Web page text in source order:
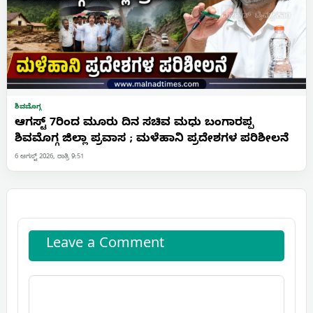
ಶಿವಮೊಗ್ಗ
ಆಗಸ್ಟ್ 7ರಿಂದ ಮೂರು ದಿನ ಸಚಿವ ಮಧು ಬಂಗಾರಪ್ಪ
ಶಿವಮೊಗ್ಗ ಜಿಲ್ಲಾ ಪ್ರವಾಸ ; ಮಳೆಹಾನಿ ಪ್ರದೇಶಗಳ ಪರಿಶೀಲನೆ
6 ಆಗಸ್ಟ್ 2026, ರಾತ್ರಿ 9:51
Leave a Comment
Comment